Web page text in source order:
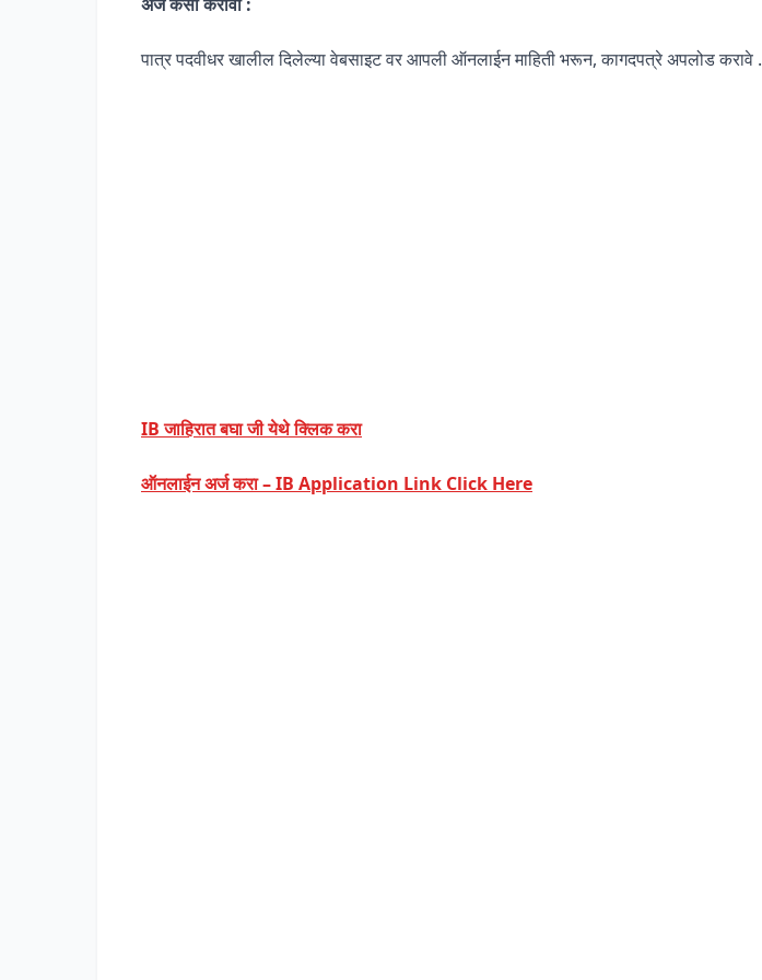
पात्र पदवीधर खालील दिलेल्या वेबसाइट वर आपली ऑनलाईन माहिती भरून, कागदपत्रे अपलोड करावे .
IB जाहिरात बघा जी येथे क्लिक करा
ऑनलाईन अर्ज करा – IB Application Link Click Here